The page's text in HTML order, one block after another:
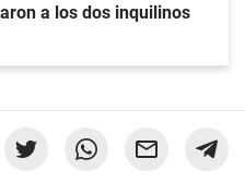
a los dos inquilinos